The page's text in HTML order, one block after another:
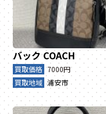
バック COACH
買取価格 7000円
買取地域 浦安市